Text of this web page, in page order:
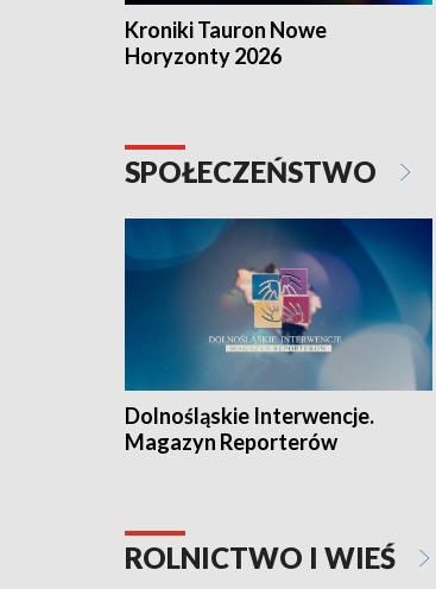
Kroniki Tauron Nowe
Horyzonty 2026
SPOŁECZEŃSTWO
Dolnośląskie Interwencje.
Magazyn Reporterów
ROLNICTWO I WIEŚ